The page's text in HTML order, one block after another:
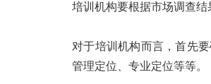
培训机构要根据市场调查结
对于培训机构而言，首先
管理定位、专业定位等等。